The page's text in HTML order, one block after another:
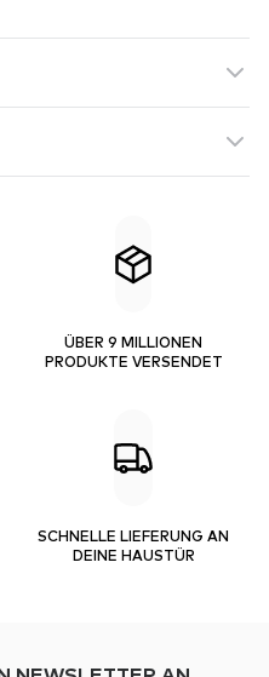
ÜBER 9 MILLIONEN
PRODUKTE VERSENDET
SCHNELLE LIEFERUNG AN
DEINE HAUSTÜR